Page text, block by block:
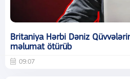
Britaniya Hərbi Dəniz
məlumat ötürüb
09:07